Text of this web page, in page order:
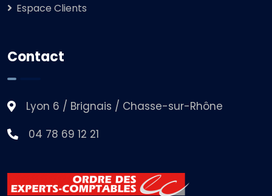
Espace Clients
Contact
Lyon 6 / Brignais / Chasse-sur-Rhône
04 78 69 12 21